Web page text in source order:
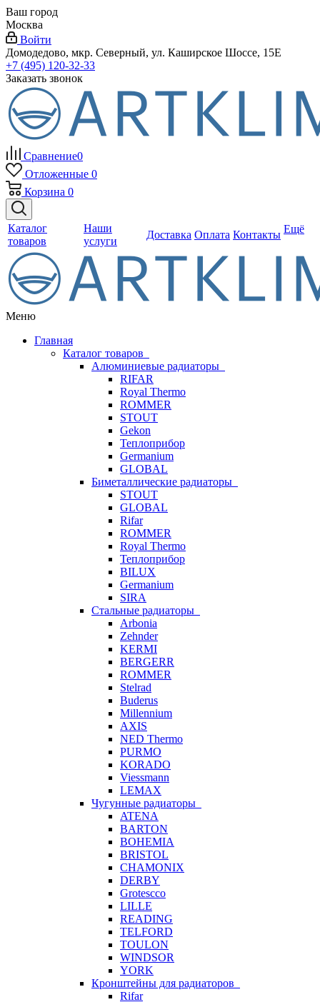
Ваш город
Москва
Войти
Домодедово, мкр. Северный, ул. Каширское Шоссе, 15Е
+7 (495) 120-32-33
Заказать звонок
Сравнение0
Отложенные 0
Корзина 0
Каталог
товаров
Наши
услуги
Доставка Оплата Контакты Ещё
Меню
Главная
Каталог товаров
Алюминиевые радиаторы
RIFAR
Royal Thermo
ROMMER
STOUT
Gekon
Теплоприбор
Germanium
GLOBAL
Биметаллические радиаторы
STOUT
GLOBAL
Rifar
ROMMER
Royal Thermo
Теплоприбор
BILUX
Germanium
SIRA
Стальные радиаторы
Arbonia
Zehnder
KERMI
BERGERR
ROMMER
Stelrad
Buderus
Millennium
AXIS
NED Thermo
PURMO
KORADO
Viessmann
LEMAX
Чугунные радиаторы
ATENA
BARTON
BOHEMIA
BRISTOL
CHAMONIX
DERBY
Grotescco
LILLE
READING
TELFORD
TOULON
WINDSOR
YORK
Кронштейны для радиаторов
Rifar